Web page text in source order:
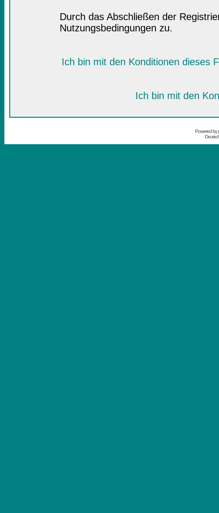
Durch das Abschließen der
Nutzungsbedingungen zu.
Ich bin mit den Konditionen dieses
Ich bin mit den
Powered by